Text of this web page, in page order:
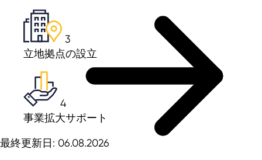
3
立地拠点の設立
4
事業拡大サポート
最終更新日: 06.08.2026